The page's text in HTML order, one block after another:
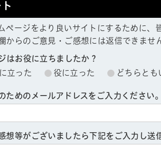
ページをより良いサイトにするために、
からのご意見・ご感想には返信できませ
はお役に立ちましたか？
立った
役に立った どちらとも
ためのメールアドレスをご入力ください。
想等がございましたら下記をご入力し送